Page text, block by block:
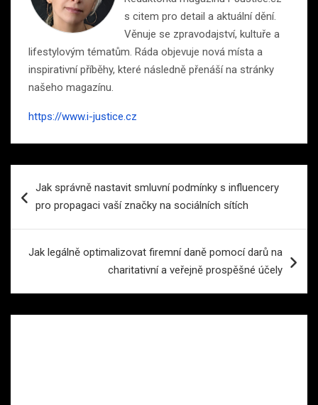
s citem pro detail a aktuální dění.
Věnuje se zpravodajství, kultuře a
lifestylovým tématům. Ráda objevuje nová místa a
inspirativní příběhy, které následně přenáší na stránky
našeho magazínu.
https://www.i-justice.cz
proJak správně nastavit smluvní podmínky s influencery
pro propagaci vaší značky na sociálních sítích
Jak legálně optimalizovat firemní daně pomocí darů na
charitativní a veřejně prospěšné účely